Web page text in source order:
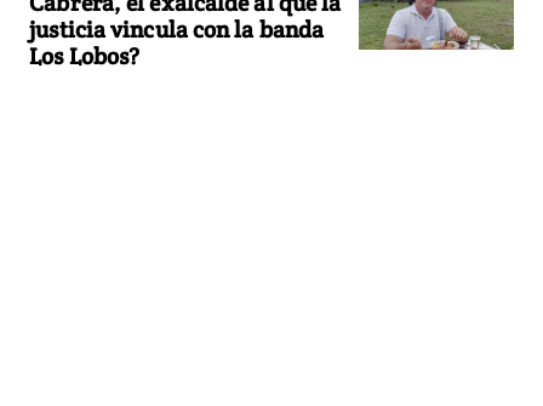
justicia vincula con la banda
Los Lobos?